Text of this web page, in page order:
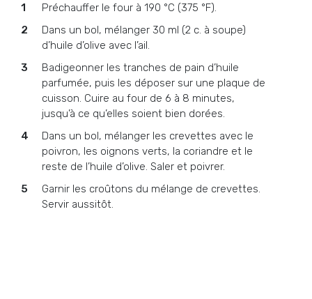
Préchauffer le four à 190 °C (375 °F).
Dans un bol, mélanger 30 ml (2 c. à soupe)
d’huile d’olive avec l’ail.
Badigeonner les tranches de pain d’huile
parfumée, puis les déposer sur une plaque de
cuisson. Cuire au four de 6 à 8 minutes,
jusqu’à ce qu’elles soient bien dorées.
Dans un bol, mélanger les crevettes avec le
poivron, les oignons verts, la coriandre et le
reste de l’huile d’olive. Saler et poivrer.
Garnir les croûtons du mélange de crevettes.
Servir aussitôt.